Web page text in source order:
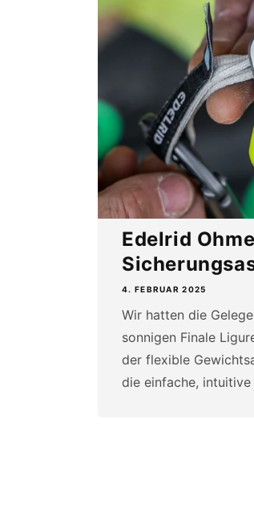
Edelrid
4. FEBRUAR 2025
Wir hatten die
sonnigen Finale
der flexible
die einfache, intuitive